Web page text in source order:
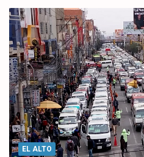
EL ALTO